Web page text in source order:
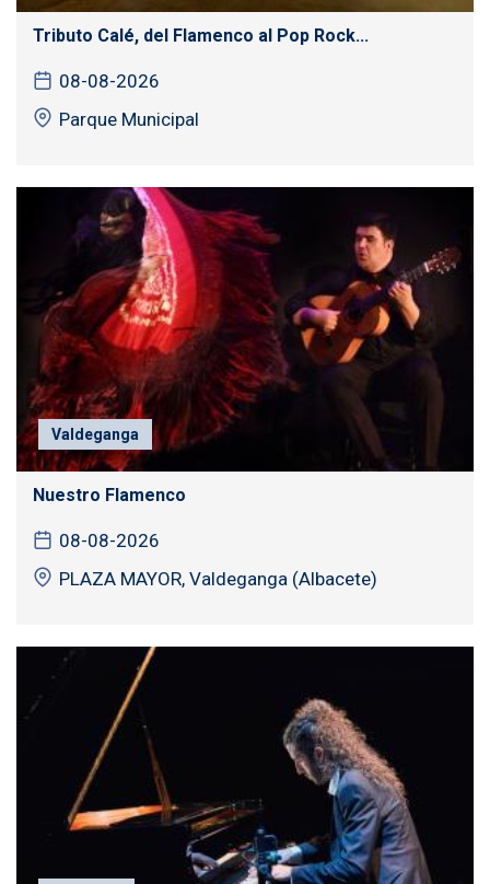
Tributo Calé, del Flamenco al Pop Rock...
08-08-2026
Parque Municipal
Valdeganga
Nuestro Flamenco
08-08-2026
PLAZA MAYOR, Valdeganga (Albacete)